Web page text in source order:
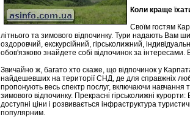
Коли краще
Своїм гостям
літнього та зимового відпочинку. Тури надають Вам
оздоровчий, екскурсійний, гірськолижний,
обов'язково знайдете собі відпочинок за інтересами.
Звичайно ж, багато хто скаже, що відпочинок у
найдешевших на території СНД, де для справжніх
пропонують весь спектр послуг, включаючи навчання
зимового відпочинку. Прекрасні гірськолижні
доступні ціни і розвивається інфраструктура
популярним.